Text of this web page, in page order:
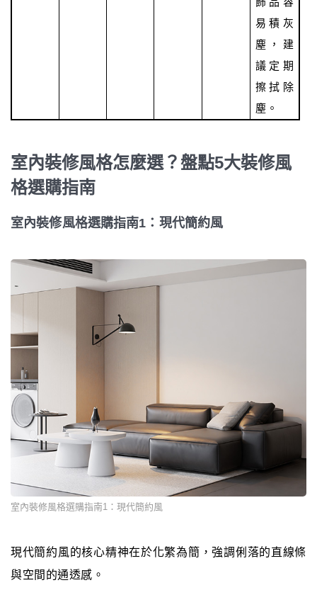
易積灰
塵，建
議定期
擦拭除
塵。
室內裝修風格怎麼選？盤點5大裝修風
格選購指南
室內裝修風格選購指南1：現代簡約風
室內裝修風格選購指南1：現代簡約風
現代簡約風的核心精神在於化繁為簡，強調俐落的直線條
與空間的通透感。